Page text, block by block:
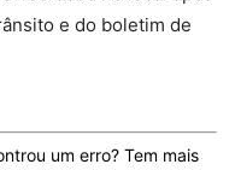
e do boletim de
um erro? Tem mais